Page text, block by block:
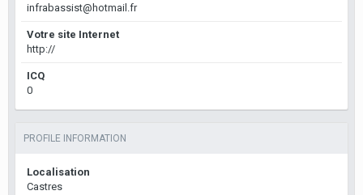
infrabassist@hotmail.fr
Votre site Internet
http://
ICQ
0
PROFILE INFORMATION
Localisation
Castres